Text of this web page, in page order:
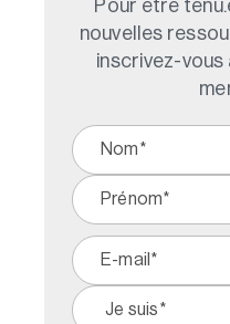
Pour être
nouvelles
inscrivez-